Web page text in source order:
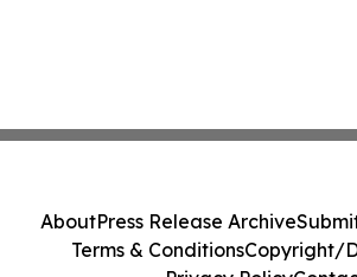
AboutPress Release Archive
Terms & ConditionsCopyright/